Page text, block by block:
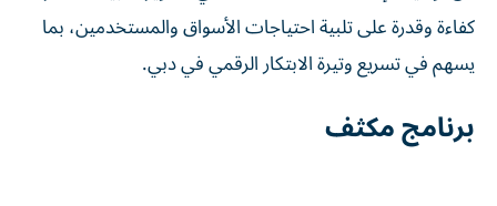
كفاءة وقدرة على تلبية احتياجات الأسواق والمستخدمين، بما
يسهم في تسريع وتيرة الابتكار الرقمي في دبي.
برنامج مكثف